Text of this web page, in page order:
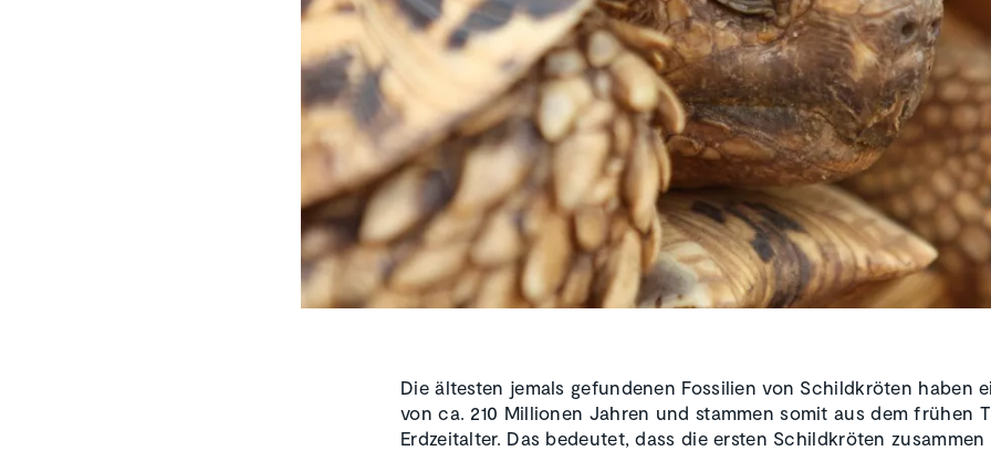
Die ältesten jemals gefundenen Fossilien von Schildkröten haben
von ca. 210 Millionen Jahren und stammen somit aus dem frühen
Erdzeitalter. Das bedeutet, dass die ersten Schildkröten